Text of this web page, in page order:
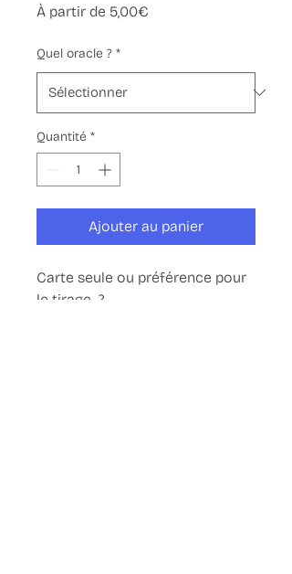
À partir de 5,00€
Quel oracle ? *
Quantité *
Ajouter au panier
Carte seule ou préférence pour
le tirage ?